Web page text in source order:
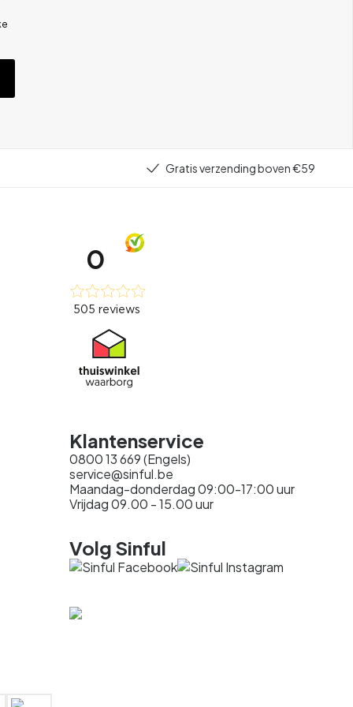
Gratis verzending boven €59
Klantenservice
0800 13 669 (Engels)
service@sinful.be
Maandag-donderdag 09:00-17:00 uur
Vrijdag 09.00 - 15.00 uur
Volg Sinful